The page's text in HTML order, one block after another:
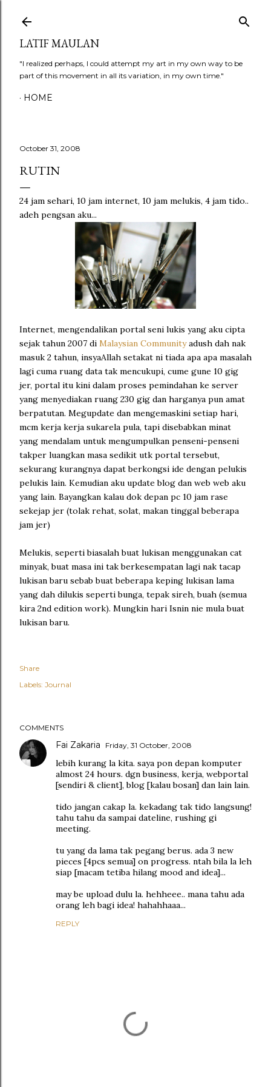
LATIF MAULAN
"I realized perhaps, I could attempt my art in my own way to be
part of this movement in all its variation, in my own time."
HOME
October 31, 2008
RUTIN
24 jam sehari, 10 jam internet, 10 jam melukis, 4 jam tido..
adeh pengsan aku...
Internet, mengendalikan portal seni lukis yang aku cipta
sejak tahun 2007 di Malaysian Communityadush dah nak
masuk 2 tahun, insyaAllah setakat ni tiada apa apa masalah
lagi cuma ruang data tak mencukupi, cume gune 10 gig
jer, portal itu kini dalam proses pemindahan ke server
yang menyediakan ruang 230 gig dan harganya pun amat
berpatutan. Megupdate dan mengemaskini setiap hari,
mcm kerja kerja sukarela pula, tapi disebabkan minat
yang mendalam untuk mengumpulkan penseni-penseni
takper luangkan masa sedikit utk portal tersebut,
sekurang kurangnya dapat berkongsi ide dengan pelukis
pelukis lain. Kemudian aku update blog dan web web aku
yang lain. Bayangkan kalau dok depan pc 10 jam rase
sekejap jer (tolak rehat, solat, makan tinggal beberapa
jam jer)
Melukis, seperti biasalah buat lukisan menggunakan cat
minyak, buat masa ini tak berkesempatan lagi nak tacap
lukisan baru sebab buat beberapa keping lukisan lama
yang dah dilukis seperti bunga, tepak sireh, buah (semua
kira 2nd edition work). Mungkin hari Isnin nie mula buat
lukisan baru.
Share
Labels: Journal
COMMENTS
Fai Zakaria Friday, 31 October, 2008
lebih kurang la kita. saya pon depan komputer
almost 24 hours. dgn business, kerja, webportal
[sendiri & client], blog [kalau bosan] dan lain lain.
tido jangan cakap la. kekadang tak tido langsung!
tahu tahu da sampai dateline, rushing gi
meeting.
tu yang da lama tak pegang berus. ada 3 new
pieces [4pcs semua] on progress. ntah bila la leh
siap [macam tetiba hilang mood and idea]...
may be upload dulu la. hehheee.. mana tahu ada
orang leh bagi idea! hahahhaaa...
REPLY